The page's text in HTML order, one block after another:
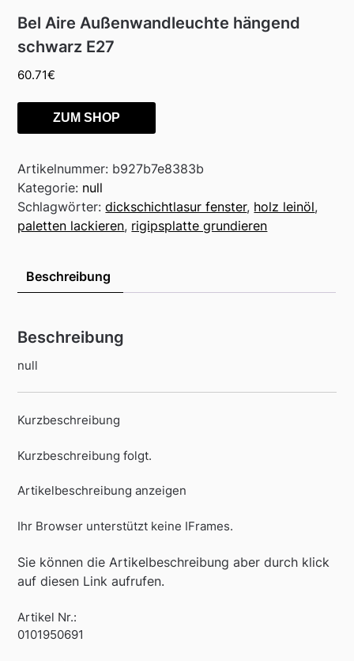
Bel Aire Außenwandleuchte hängend
schwarz E27
60.71€
ZUM SHOP
Artikelnummer: b927b7e8383b
Kategorie: null
Schlagwörter:dickschichtlasur fenster, holz leinöl,
paletten lackieren, rigipsplatte grundieren
Beschreibung
Beschreibung
null
Kurzbeschreibung
Kurzbeschreibung folgt.
Artikelbeschreibung anzeigen
Ihr Browser unterstützt keine IFrames.
Sie können die Artikelbeschreibung aber durch klick
auf diesen Link aufrufen.
Artikel Nr.:
0101950691